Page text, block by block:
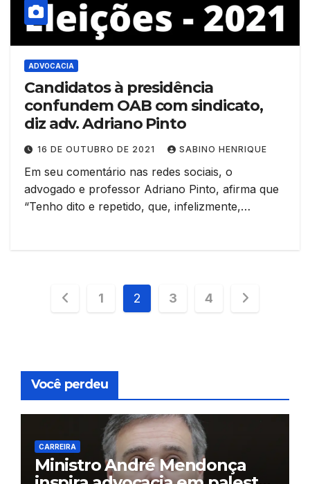
ADVOCACIA
Candidatos à presidência
confundem OAB com sindicato,
diz adv. Adriano Pinto
16 DE OUTUBRO DE 2021 SABINO HENRIQUE
Em seu comentário nas redes sociais, o
advogado e professor Adriano Pinto, afirma que
“Tenho dito e repetido, que, infelizmente,…
Paginação
1 2 3 4
Você perdeu
CARREIRA
Ministro André Mendonça